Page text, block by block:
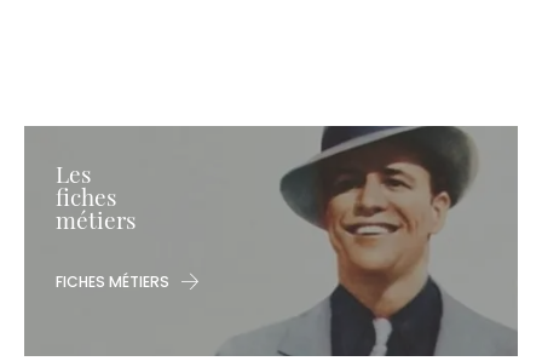
Les
fiches
métiers
FICHES MÉTIERS